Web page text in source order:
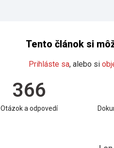
Tento článok si
Prihláste sa, alebo si
Otázok a odpovedí
366